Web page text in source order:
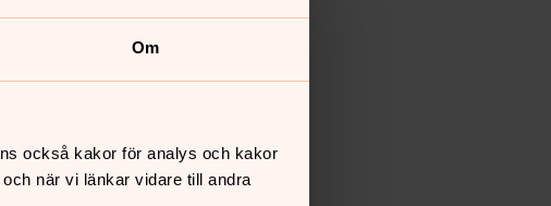
Om
också kakor för analys och kakor
när vi länkar vidare till andra